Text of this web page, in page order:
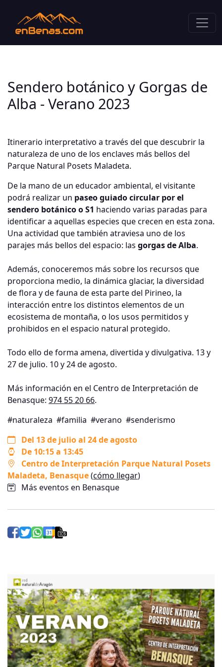
Sendero botánico y Gorgas de
Alba - Verano 2023
Itinerario interpretativo a través del que descubrir la
naturaleza de uno de los enclaves más bellos del
Parque Natural Posets Maladeta.
De la mano de un educador ambiental, el visitante
podrá realizar un paseo guiado circular por el
sendero botánico o S1 haciendo varias paradas para
identificar a aquellas especies que crecen en esta zona.
Una actividad que también atraviesa uno de los
parajes más bellos del espacio: las gorgas de Alba.
Además, conoceremos más sobre los recursos que
proporciona medio, la dinámica glaciar, la diversidad
de flora y de fauna de esta parte del Pirineo, la
interacción entre los distintos elementos de un
ecosistema de montaña, o los usos permitidos y
prohibidos en el espacio natural protegido.
Todo ello de forma amena, divertida y divulgativa. 13 y
27 de julio. 10 y 24 de agosto.
Más información en el Centro de Interpretación de
Benasque: 974 55 20 66.
#naturaleza #familia #verano #senderismo
Del 13 de julio al 24 de agosto
De 10:15 a 13:45
Centro de Interpretación Parque Natural Posets
Maladeta, Benasque(cómo llegar)
Más eventos en Benasque